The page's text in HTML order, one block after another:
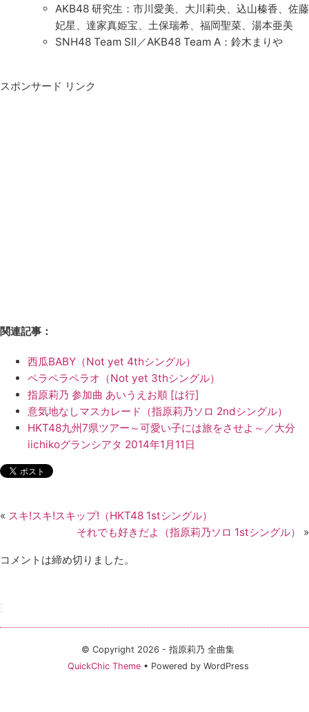
AKB48 研究生：市川愛美、大川莉央、込山榛香、佐藤
妃星、達家真姫宝、土保瑞希、福岡聖菜、湯本亜美
SNH48 Team SⅡ／AKB48 Team A：鈴木まりや
スポンサード リンク
関連記事：
西瓜BABY（Not yet 4thシングル）
ペラペラペラオ（Not yet 3thシングル）
指原莉乃 参加曲 あいうえお順 [は行]
意気地なしマスカレード（指原莉乃ソロ 2ndシングル）
HKT48九州7県ツアー～可愛い子には旅をさせよ～／大分
iichikoグランシアタ 2014年1月11日
« スキ!スキ!スキップ!（HKT48 1stシングル）
それでも好きだよ（指原莉乃ソロ 1stシングル）
»
コメントは締め切りました。
© Copyright 2026 - 指原莉乃 全曲集
QuickChic Theme• Powered by WordPress